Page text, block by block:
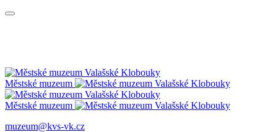
Městské muzeum
Městské muzeum
muzeum@kvs-vk.cz